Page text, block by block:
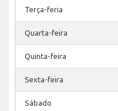
Terça-feria
Quarta-feira
Quinta-feira
Sexta-feira
Sábado